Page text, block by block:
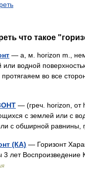
что такое
— а, м. horizon m.,
или водной
во все
— (греч. horizon, от
с землей или с
с обширной равнины,
(КА) — Горизонт
3 лет